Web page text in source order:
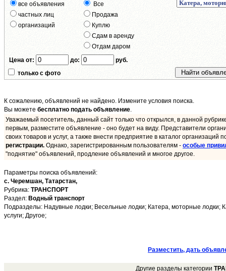
все объявления
частных лиц
организаций
Все
Продажа
Куплю
Сдам в аренду
Отдам даром
Цена от: до:
руб.
только с фото
К сожалению, объявлений не найдено. Измените условия поиска.
Вы можете бесплатно подать объявление.
Уважаемый посетитель, данный сайт только что открылся, в данной
первым, разместите объявление - оно будет на виду. Представители
своих товаров и услуг, а также внести предприятие в каталог организаций
регистрации. Однако, зарегистрированным пользователям - особые
"поднятие" объявлений, продление объявлений и многое другое.
Параметры поиска объявлений:
с. Черемшан, Татарстан,
Рубрика: ТРАНСПОРТ
Раздел: Водный транспорт
Подразделы: Надувные лодки; Весельные лодки; Катера, моторные лодки;
услуги; Другое;
Разместить, дать
Другие разделы категории